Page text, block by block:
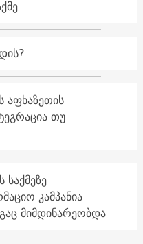
აფხაზეთის
თუ
კამპანია
მიმდინარეობდა